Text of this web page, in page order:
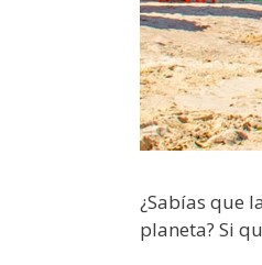
¿Sabías que
planeta? Si